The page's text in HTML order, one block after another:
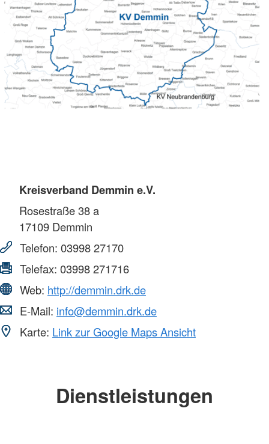
Kreisverband Demmin e.V.
Rosestraße 38 a
17109 Demmin
Telefon: 03998 27170
Telefax: 03998 271716
Web: http://demmin.drk.de
E-Mail: info@demmin.drk.de
Karte: Link zur Google Maps Ansicht
Dienstleistungen